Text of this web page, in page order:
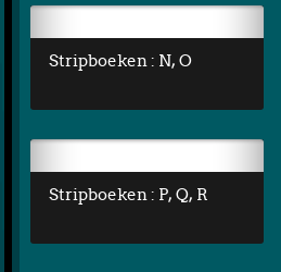
Stripboeken : N, O
Stripboeken : P, Q, R